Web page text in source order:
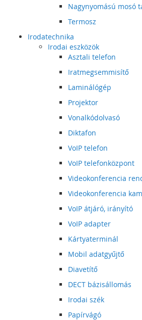
Nagynyomású mosó
Termosz
Irodatechnika
Irodai eszközök
Asztali telefon
Iratmegsemmisítő
Laminálógép
Projektor
Vonalkódolvasó
Diktafon
VoIP telefon
VoIP telefonközpont
Videokonferencia
Videokonferencia
VoIP átjáró, irányító
VoIP adapter
Kártyaterminál
Mobil adatgyűjtő
Diavetítő
DECT bázisállomás
Irodai szék
Papírvágó